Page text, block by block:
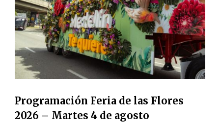
Programación Feria de las Flores
2026 – Martes 4 de agosto